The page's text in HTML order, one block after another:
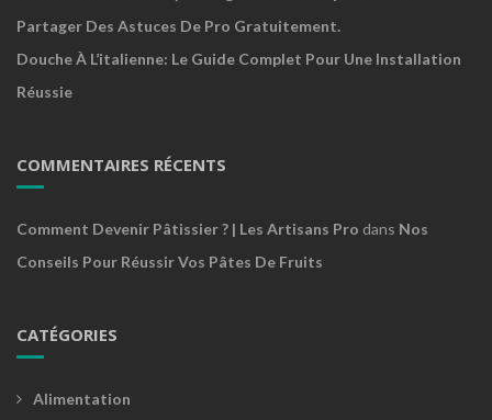
Partager Des Astuces De Pro Gratuitement.
Douche À L’italienne: Le Guide Complet Pour Une Installation
Réussie
COMMENTAIRES RÉCENTS
Comment Devenir Pâtissier ? | Les Artisans Pro dans Nos
Conseils Pour Réussir Vos Pâtes De Fruits
CATÉGORIES
Alimentation